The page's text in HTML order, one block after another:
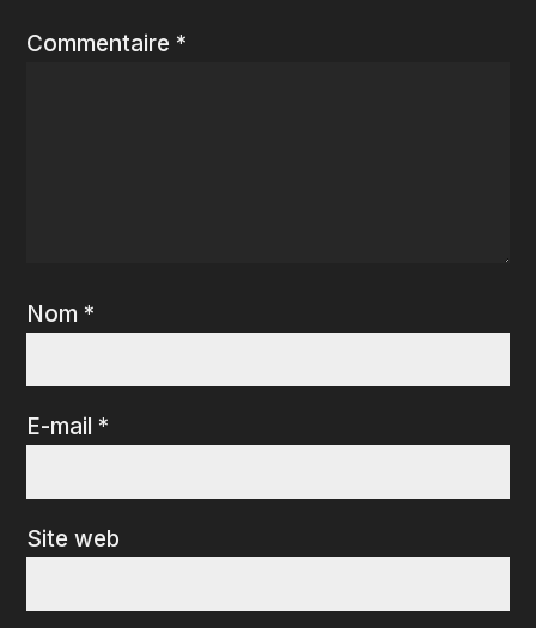
Commentaire *
Nom *
E-mail *
Site web